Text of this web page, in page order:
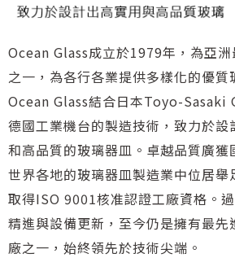
Ocean Glass成立於1979年，為亞
之一，為各行各業提供多樣化的優質
Ocean Glass結合日本Toyo-Sasaki
德國工業機台的製造技術，致力於設
和高品質的玻璃器皿。卓越品質廣獲
世界各地的玻璃器皿製造業中位居舉
取得ISO 9001核准認證工廠資格。
精進與設備更新，至今仍是擁有最先
廠之一，始終領先於技術尖端。